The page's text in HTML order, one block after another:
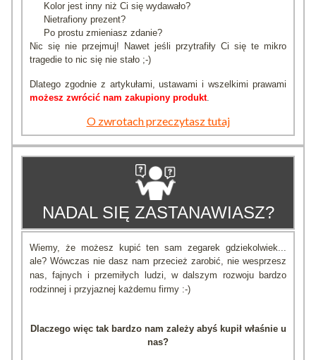
Kolor jest inny niż Ci się wydawało?
Nietrafiony prezent?
Po prostu zmieniasz zdanie?
Nic się nie przejmuj! Nawet jeśli przytrafiły Ci się te mikro
tragedie to nic się nie stało ;-)
Dlatego zgodnie z artykułami, ustawami i wszelkimi prawami
możesz zwrócić nam zakupiony produkt.
O zwrotach przeczytasz tutaj
NADAL SIĘ ZASTANAWIASZ?
Wiemy, że możesz kupić ten sam zegarek gdziekolwiek...
ale? Wówczas nie dasz nam przecież zarobić, nie wesprzesz
nas, fajnych i przemiłych ludzi, w dalszym rozwoju bardzo
rodzinnej i przyjaznej każdemu firmy :-)
Dlaczego więc tak bardzo nam zależy abyś kupił właśnie u
nas?